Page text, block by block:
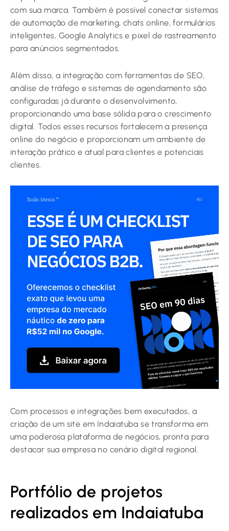
com sua marca. Também é possível conectar sistemas
de automação de marketing, chats online, formulários
inteligentes, Google Analytics e pixel de rastreamento
para anúncios segmentados.
Além disso, a integração com ferramentas de SEO,
análise de tráfego e sistemas de agendamento são
configuradas já durante o desenvolvimento,
proporcionando uma base sólida para o crescimento
digital. Todos esses recursos fortalecem a presença
online do negócio e proporcionam um ambiente de
interação prático e atual para clientes e potenciais
clientes.
Com processos e integrações bem executados, a
criação de um site em Indaiatuba se transforma em
uma poderosa plataforma de negócios, pronta para
destacar sua empresa no cenário digital regional.
Portfólio de projetos
realizados em Indaiatuba